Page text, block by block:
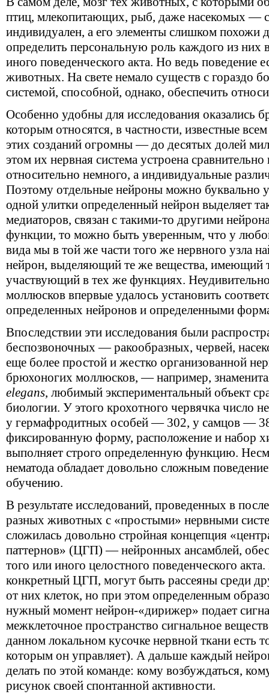
птиц, млекопитающих, рыб, даже насекомых —
индивидуален, а его элементы слишком похожи
определить персональную роль каждого из них
иного поведенческого акта. Но ведь поведение
животных. На свете немало существ с гораздо
системой, способной, однако, обеспечить
Особенно удобны для исследования оказались
которым относятся, в частности, известные
этих созданий огромны — до десятых долей
этом их нервная система устроена
относительно немного, а индивидуальные
Поэтому отдельные нейроны можно буквально
одной улитки определенный нейрон выделяет
медиаторов, связан с такими-то другими
функции, то можно быть уверенным, что у
вида мы в той же части того же нервного узла
нейрон, выделяющий те же вещества, имеющий
участвующий в тех же функциях.
моллюсков впервые удалось установить
определенных нейронов и определенными
Впоследствии эти исследования были
беспозвоночных — ракообразных, червей,
еще более простой и жестко организованной
брюхоногих моллюсков, — например,
elegans, любимый экспериментальный объект
биологии. У этого крохотного червячка число
у гермафродитных особей — 302, у самцов —
фиксированную форму, расположение и набор
выполняет строго определенную функцию.
нематода обладает довольно сложным
обучению.
В результате исследований, проведенных в
разных животных с «простыми» нервными
сложилась довольно стройная концепция
паттернов» (ЦГП) — нейронных ансамблей,
того или иного целостного поведенческого
конкретный ЦГП, могут быть рассеяны среди
от них клеток, но при этом определенным
нужный момент нейрон-«дирижер» подает
межклеточное пространство сигнальное
данном локальном кусочке нервной ткани есть
которым он управляет). А дальше каждый
делать по этой команде: кому возбуждаться,
рисунок своей спонтанной активности.